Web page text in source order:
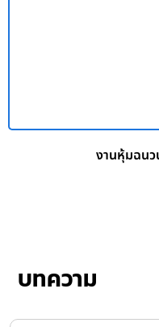
งานหุ้มฉน
บทความ